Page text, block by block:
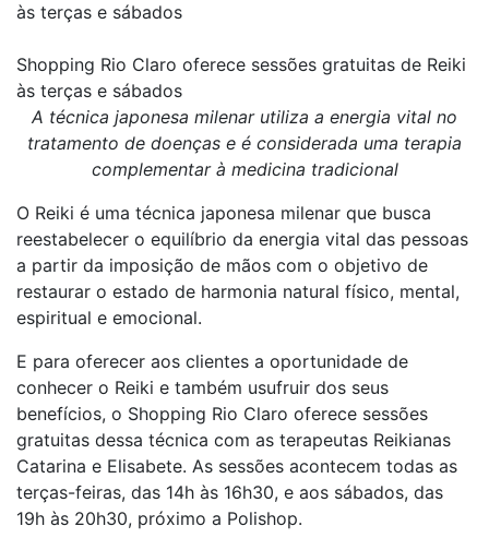
às terças e sábados
Shopping Rio Claro oferece sessões gratuitas de Reiki
às terças e sábados
A técnica japonesa milenar utiliza a energia vital no
tratamento de doenças e é considerada uma terapia
complementar à medicina tradicional
O Reiki é uma técnica japonesa milenar que busca
reestabelecer o equilíbrio da energia vital das pessoas
a partir da imposição de mãos com o objetivo de
restaurar o estado de harmonia natural físico, mental,
espiritual e emocional.
E para oferecer aos clientes a oportunidade de
conhecer o Reiki e também usufruir dos seus
benefícios, o Shopping Rio Claro oferece sessões
gratuitas dessa técnica com as terapeutas Reikianas
Catarina e Elisabete. As sessões acontecem todas as
terças-feiras, das 14h às 16h30, e aos sábados, das
19h às 20h30, próximo a Polishop.